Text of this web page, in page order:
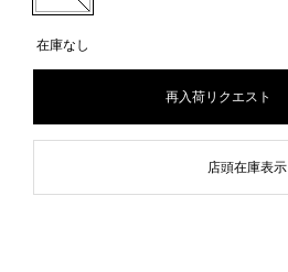
在庫なし
再入荷リクエスト
店頭在庫表示